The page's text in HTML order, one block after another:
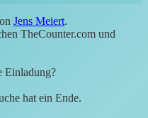
Jens Meiert.
TheCounter.com und
Einladung?
hat ein Ende.